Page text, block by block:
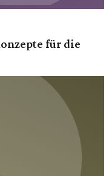
für die